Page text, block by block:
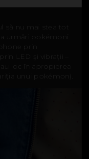
să nu mai stea tot
urmări pokémoni.
prin
LED şi vibraţii –
loc în apropierea
unui pokémon).